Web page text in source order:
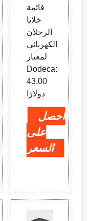
قائمة
خلايا
الرحلان
الكهربائي
لمعيار
Dodeca:
43.00
دولارًا
احصل
على
السعر